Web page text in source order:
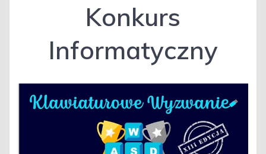
Konkurs
Informatyczny